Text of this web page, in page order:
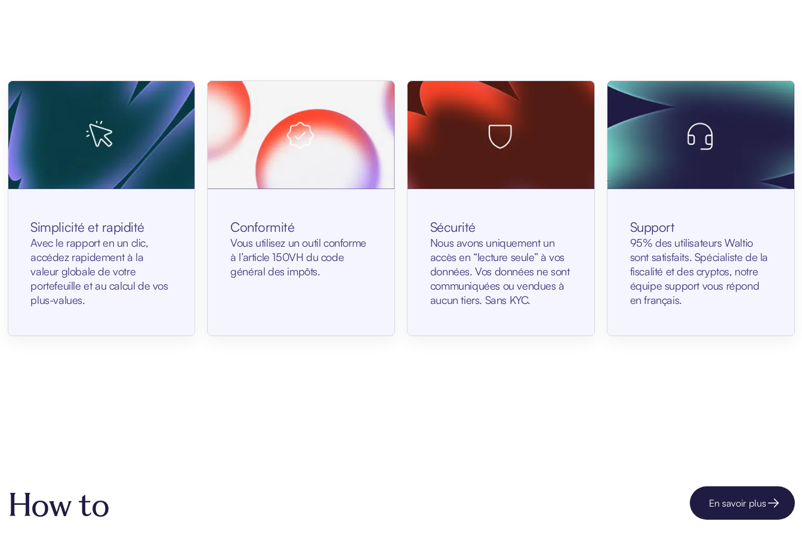
Simplicité et rapidité
Avec le rapport en un clic,
accédez rapidement à la
valeur globale de votre
portefeuille et au calcul de vos
plus-values.
Conformité
Vous utilisez un outil conforme
à l’article 150VH du code
général des impôts.
Sécurité
Nous avons uniquement un
accès en “lecture seule” à vos
données. Vos données ne sont
communiquées ou vendues à
aucun tiers. Sans KYC.
Support
95% des utilisateurs Waltio
sont satisfaits. Spécialiste de la
fiscalité et des cryptos, notre
équipe support vous répond
en français.
How to En savoir plus